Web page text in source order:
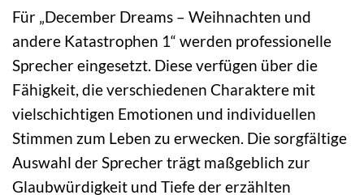
Für „December Dreams – Weihnachten und
andere Katastrophen 1“ werden professionelle
Sprecher eingesetzt. Diese verfügen über die
Fähigkeit, die verschiedenen Charaktere mit
vielschichtigen Emotionen und individuellen
Stimmen zum Leben zu erwecken. Die sorgfältige
Auswahl der Sprecher trägt maßgeblich zur
Glaubwürdigkeit und Tiefe der erzählten